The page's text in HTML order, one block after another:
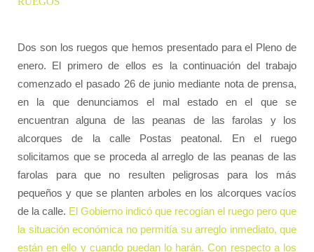
Dos son los ruegos que hemos presentado para el Pleno de
enero. El primero de ellos es la continuación del trabajo
comenzado el pasado 26 de junio mediante nota de prensa,
en la que denunciamos el mal estado en el que se
encuentran alguna de las peanas de las farolas y los
alcorques de la calle Postas peatonal. En el ruego
solicitamos que se proceda al arreglo de las peanas de las
farolas para que no resulten peligrosas para los más
pequeños y que se planten arboles en los alcorques vacíos
de la calle. El Gobierno indicó que recogían el ruego pero que
la situación económica no permitía su arreglo inmediato, que
están en ello y cuando puedan lo harán. Con respecto a los